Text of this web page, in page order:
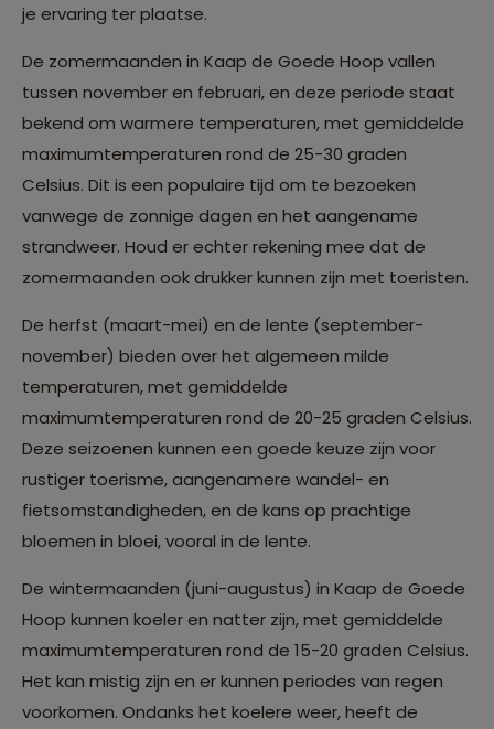
je ervaring ter plaatse.
De zomermaanden in Kaap de Goede Hoop vallen
tussen november en februari, en deze periode staat
bekend om warmere temperaturen, met gemiddelde
maximumtemperaturen rond de 25-30 graden
Celsius. Dit is een populaire tijd om te bezoeken
vanwege de zonnige dagen en het aangename
strandweer. Houd er echter rekening mee dat de
zomermaanden ook drukker kunnen zijn met toeristen.
De herfst (maart-mei) en de lente (september-
november) bieden over het algemeen milde
temperaturen, met gemiddelde
maximumtemperaturen rond de 20-25 graden Celsius.
Deze seizoenen kunnen een goede keuze zijn voor
rustiger toerisme, aangenamere wandel- en
fietsomstandigheden, en de kans op prachtige
bloemen in bloei, vooral in de lente.
De wintermaanden (juni-augustus) in Kaap de Goede
Hoop kunnen koeler en natter zijn, met gemiddelde
maximumtemperaturen rond de 15-20 graden Celsius.
Het kan mistig zijn en er kunnen periodes van regen
voorkomen. Ondanks het koelere weer, heeft de